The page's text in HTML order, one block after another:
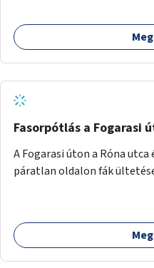
Fasorpótlás a Fogarasi
A Fogarasi úton a Róna
páratlan oldalon fák